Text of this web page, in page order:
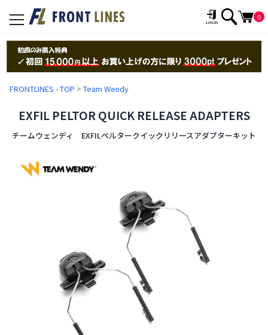
toggle
navigation
0
FRONTLINES - TOP > Team Wendy
EXFIL PELTOR QUICK RELEASE ADAPTERS
チームウェンディ EXFILペルタークイックリリースアダプターキット